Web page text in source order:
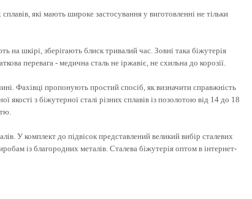
які мають широке застосування у виготовленні не тільки
на шкірі, зберігають блиск тривалий час. Зовні така біжутерія
перевага - медична сталь не іржавіє, не схильна до корозії.
Фахівці пропонують простий спосіб, як визначити справжність
з біжутерної сталі різних сплавів із позолотою від 14 до 18
У комплект до підвісок представлений великий вибір сталевих
із благородних металів. Сталева біжутерія оптом в інтернет-